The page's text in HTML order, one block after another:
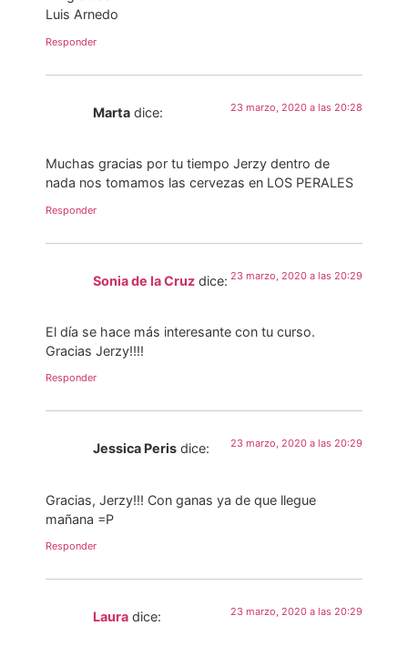
Luis Arnedo
Responder
Marta dice: 23 marzo, 2020 a las 20:28
Muchas gracias por tu tiempo Jerzy dentro de
nada nos tomamos las cervezas en LOS PERALES
Responder
Sonia de la Cruz dice: 23 marzo, 2020 a las 20:29
El día se hace más interesante con tu curso.
Gracias Jerzy!!!!
Responder
Jessica Peris dice: 23 marzo, 2020 a las 20:29
Gracias, Jerzy!!! Con ganas ya de que llegue
mañana =P
Responder
Laura dice: 23 marzo, 2020 a las 20:29